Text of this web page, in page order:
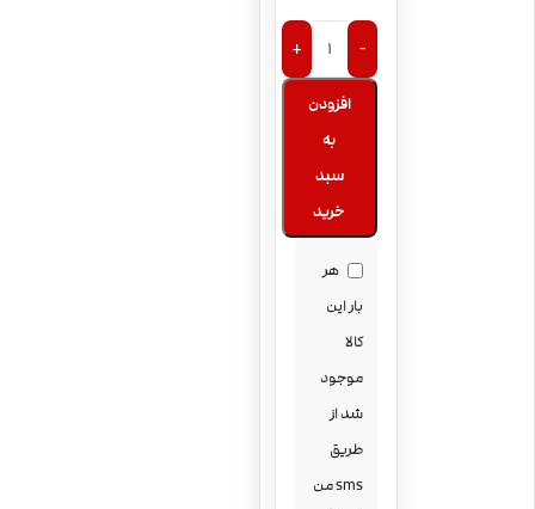
-
+
افزودن
به
سبد
خرید
هر
بار این
کالا
موجود
شد از
طریق
sms من